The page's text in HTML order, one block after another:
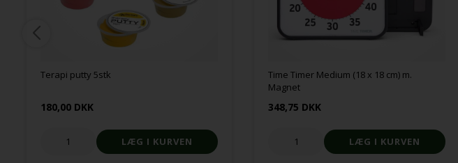
Terapi putty 5stk
180,00 DKK
Time Timer Medium (18 x 18 cm) m.
Magnet
348,75 DKK